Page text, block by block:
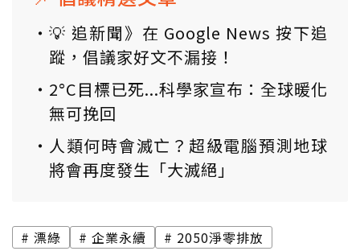
💡 追新聞》在 Google News 按下追
蹤，倡議家好文不漏接！
2°C目標已死...科學家宣布：全球暖化
無可挽回
人類何時會滅亡？超級電腦預測地球
將會再度發生「大滅絕」
漂綠 企業永續 2050淨零排放